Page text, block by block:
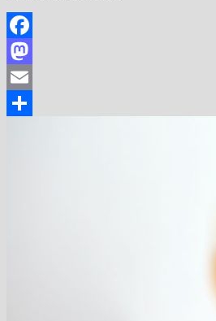
Facebook
Mastodon
Email